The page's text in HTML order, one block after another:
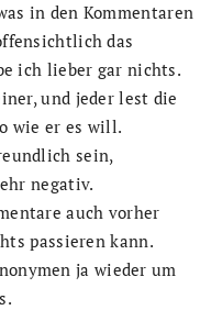
in den Kommentaren
das
ich lieber gar nichts.
und jeder lest die
wie er es will.
sein,
negativ.
auch vorher
passieren kann.
ja wieder um